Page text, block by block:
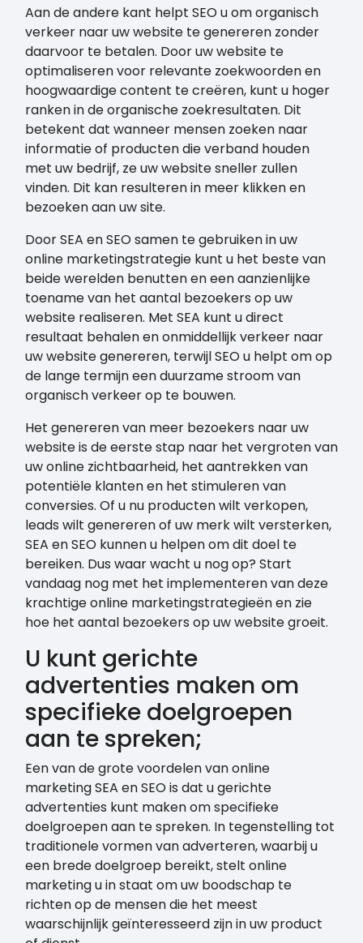
Aan de andere kant helpt SEO u om organisch
verkeer naar uw website te genereren zonder
daarvoor te betalen. Door uw website te
optimaliseren voor relevante zoekwoorden en
hoogwaardige content te creëren, kunt u hoger
ranken in de organische zoekresultaten. Dit
betekent dat wanneer mensen zoeken naar
informatie of producten die verband houden
met uw bedrijf, ze uw website sneller zullen
vinden. Dit kan resulteren in meer klikken en
bezoeken aan uw site.
Door SEA en SEO samen te gebruiken in uw
online marketingstrategie kunt u het beste van
beide werelden benutten en een aanzienlijke
toename van het aantal bezoekers op uw
website realiseren. Met SEA kunt u direct
resultaat behalen en onmiddellijk verkeer naar
uw website genereren, terwijl SEO u helpt om op
de lange termijn een duurzame stroom van
organisch verkeer op te bouwen.
Het genereren van meer bezoekers naar uw
website is de eerste stap naar het vergroten van
uw online zichtbaarheid, het aantrekken van
potentiële klanten en het stimuleren van
conversies. Of u nu producten wilt verkopen,
leads wilt genereren of uw merk wilt versterken,
SEA en SEO kunnen u helpen om dit doel te
bereiken. Dus waar wacht u nog op? Start
vandaag nog met het implementeren van deze
krachtige online marketingstrategieën en zie
hoe het aantal bezoekers op uw website groeit.
U kunt gerichte
advertenties maken om
specifieke doelgroepen
aan te spreken;
Een van de grote voordelen van online
marketing SEA en SEO is dat u gerichte
advertenties kunt maken om specifieke
doelgroepen aan te spreken. In tegenstelling tot
traditionele vormen van adverteren, waarbij u
een brede doelgroep bereikt, stelt online
marketing u in staat om uw boodschap te
richten op de mensen die het meest
waarschijnlijk geïnteresseerd zijn in uw product